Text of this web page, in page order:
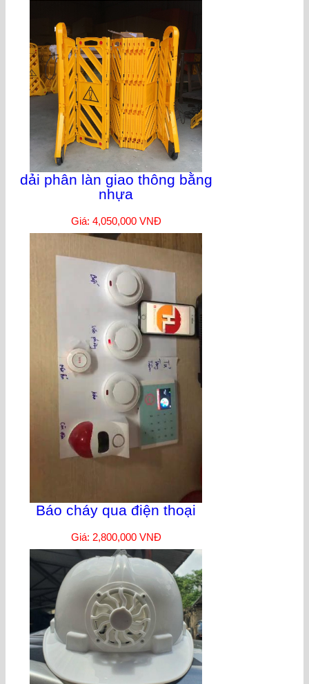
dải phân làn giao thông bằng
nhựa
Giá: 4,050,000 VNĐ
Báo cháy qua điện thoại
Giá: 2,800,000 VNĐ